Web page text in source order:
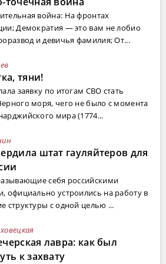
война: На фронтах
Демократия — это вам не лобио
и девичья фамилия; От...
тяни!
заявку по итогам СВО стать
моря, чего не было с момента
мира (1774...
штат гауляйтеров для
себя российскими
официально устроились на работу в
структуры с одной целью ...
лавра: как был
к захвату